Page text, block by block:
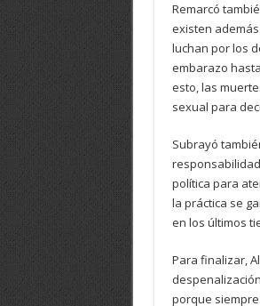
Remarcó
existen
luchan por los
embarazo
esto, las
sexual para
Subrayó
política para
la práctica se
en los últimos
Para finalizar,
porque